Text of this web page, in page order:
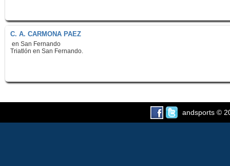
C. A. CARMONA PAEZ
en San Fernando
Triatlón en San Fernando.
andsports ©